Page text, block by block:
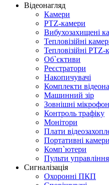
Відеонагляд
Камери
PTZ-камери
Вибухозахищені
Тепловізійні
Тепловізійні PTZ-
Об`єктиви
Реєстратори
Накопичувачі
Комплекти
Машинний зір
Зовнішні
Контроль трафіку
Монітори
Плати
Портативні камери
Комп`ютери
Пульти управління
Сигналізація
Охоронні ПКП